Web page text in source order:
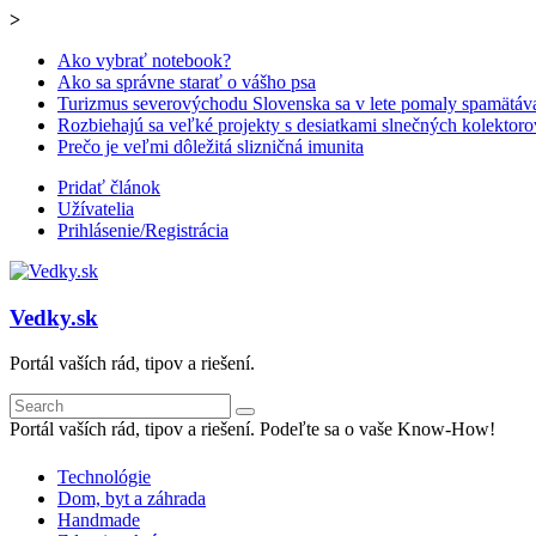
>
Ako vybrať notebook?
Ako sa správne starať o vášho psa
Turizmus severovýchodu Slovenska sa v lete pomaly
Rozbiehajú sa veľké projekty s desiatkami slnečných
Prečo je veľmi dôležitá slizničná imunita
Pridať článok
Užívatelia
Prihlásenie/Registrácia
Vedky.sk
Portál vaších rád, tipov a riešení.
Portál vaších rád, tipov a riešení. Podeľte sa o vaše Know-How!
Technológie
Dom, byt a záhrada
Handmade